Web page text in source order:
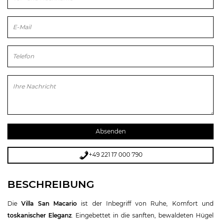
+49 221 17 000 790
BESCHREIBUNG
DieVilla San Macarioist der Inbegriff von Ruhe, Komfort und
toskanischer Eleganz . Eingebettet in die sanften, bewaldeten Hügel